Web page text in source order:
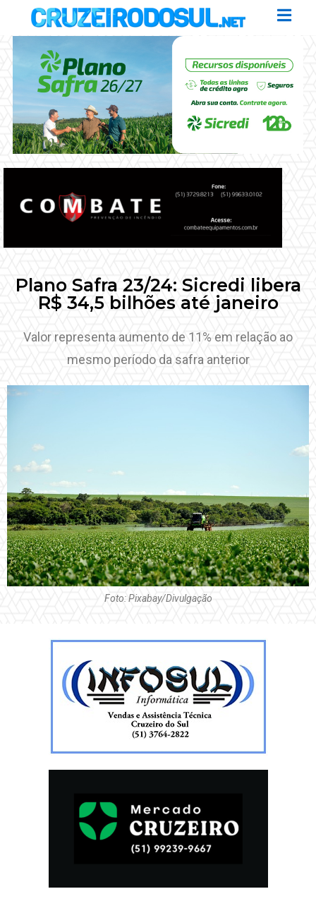
Plano Safra 23/24: Sicredi libera
R$ 34,5 bilhões até janeiro
Valor representa aumento de 11% em relação ao
mesmo período da safra anterior
Foto: Pixabay/Divulgação